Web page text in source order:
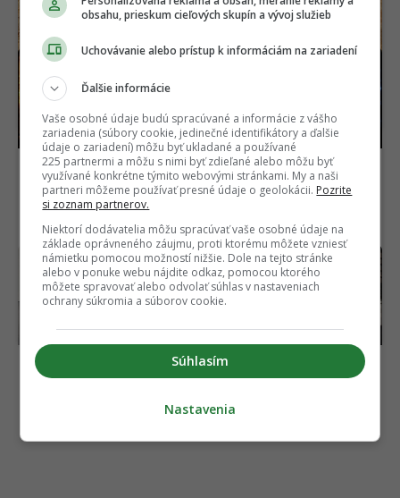
Vedci sa pozreli na Slnko
s rekordným detailom.
Uvideli niečo doteraz
nevídané
supravodivosti
Volkswagen ukázal svoju
odpoveď na čínske
elektromobily.
Paradoxne mu pomáhajú
práve Číňania
Prečo ľudia vo veľkom
kupujú autá Hyundai a
Kia? Odhalili nový dôvod
obsahu, prieskum cieľových skupín a vývoj služieb
Uchovávanie alebo prístup k informáciám na zariadení
Ďalšie informácie
Vaše osobné údaje budú spracúvané a informácie z vášho
zariadenia (súbory cookie, jedinečné identifikátory a ďalšie
údaje o zariadení) môžu byť ukladané a používané
225 partnermi a môžu s nimi byť zdieľané alebo môžu byť
využívané konkrétne týmito webovými stránkami. My a naši
partneri môžeme používať presné údaje o geolokácii. Pozrite
si zoznam partnerov.
Niektorí dodávatelia môžu spracúvať vaše osobné údaje na
základe oprávneného záujmu, proti ktorému môžete vzniesť
námietku pomocou možností nižšie. Dole na tejto stránke
alebo v ponuke webu nájdite odkaz, pomocou ktorého
môžete spravovať alebo odvolať súhlas v nastaveniach
ochrany súkromia a súborov cookie.
Súhlasím
Nastavenia